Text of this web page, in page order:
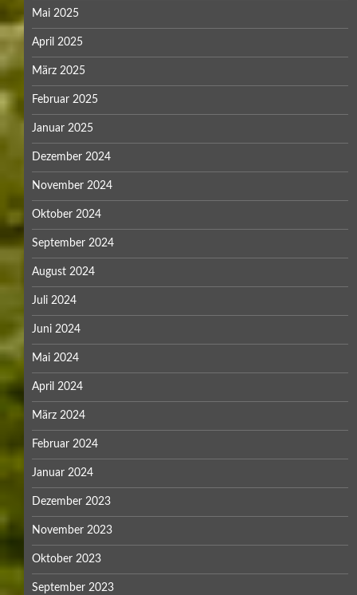
Mai 2025
April 2025
März 2025
Februar 2025
Januar 2025
Dezember 2024
November 2024
Oktober 2024
September 2024
August 2024
Juli 2024
Juni 2024
Mai 2024
April 2024
März 2024
Februar 2024
Januar 2024
Dezember 2023
November 2023
Oktober 2023
September 2023